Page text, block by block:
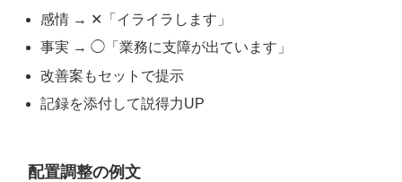
感情 → ✕「イライラします」
事実 → ◯「業務に支障が出ています」
改善案もセットで提示
記録を添付して説得力UP
配置調整の例文